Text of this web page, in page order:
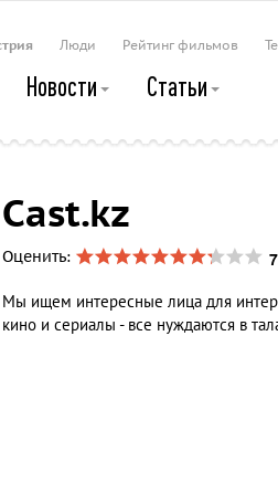
Люди Рейтинг фильмов
Новости Статьи
Cast.kz
Оценить:
Мы ищем интересные лица для
кино и сериалы - все нуждаются в